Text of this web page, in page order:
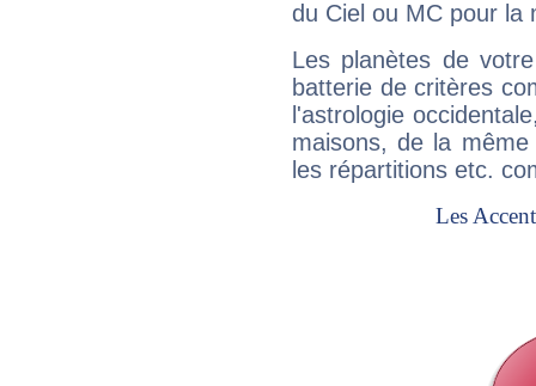
du Ciel ou MC pour la
Les planètes de
batterie de critères
l'astrologie
maisons, de la
les répartitions etc.